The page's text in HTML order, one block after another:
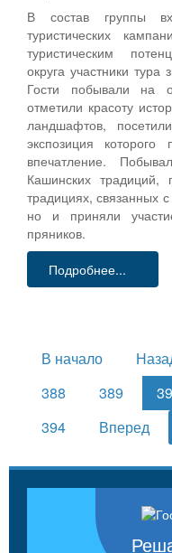
В состав группы
туристических
туристическим
округа участники
Гости побывали на
отметили красоту
ландшафтов,
экспозиция
впечатление.
Кашинских традиций,
традициях, связанных
но и приняли
пряников.
Подробнее...
В начало
388
389
394
Вперед